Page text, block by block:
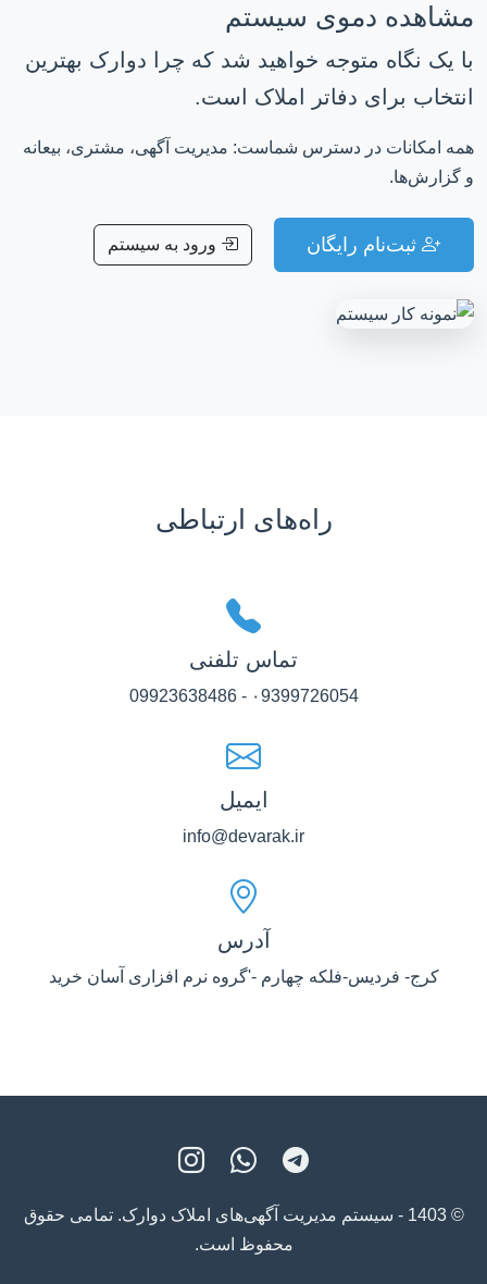
مشاهده دموی سیستم
با یک نگاه متوجه خواهید شد که چرا دوارک بهترین
انتخاب برای دفاتر املاک است.
همه امکانات در دسترس شماست: مدیریت آگهی، مشتری، بیعانه
و گزارش‌ها.
ثبت‌نام رایگان ورود به سیستم
راه‌های ارتباطی
تماس تلفنی
۰9399726054 - 09923638486
ایمیل
info@devarak.ir
آدرس
کرج- فردیس-فلکه چهارم -'گروه نرم افزاری آسان خرید
© 1403 - سیستم مدیریت آگهی‌های املاک دوارک. تمامی حقوق
محفوظ است.